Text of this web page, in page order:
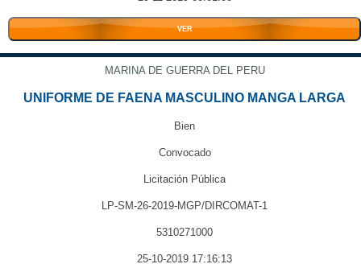
VER
MARINA DE GUERRA DEL PERU
UNIFORME DE FAENA MASCULINO MANGA LARGA
Bien
Convocado
Licitación Pública
LP-SM-26-2019-MGP/DIRCOMAT-1
5310271000
25-10-2019 17:16:13